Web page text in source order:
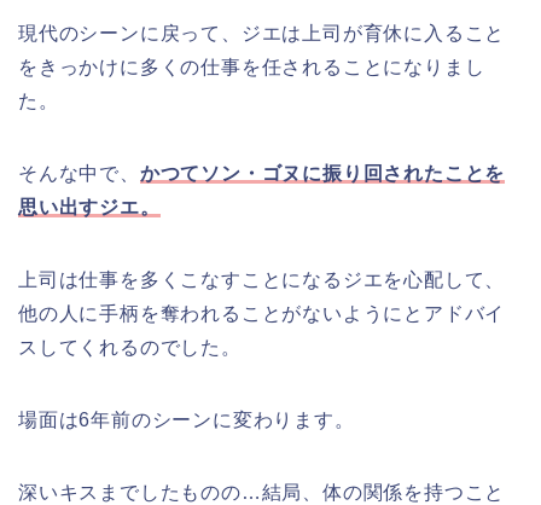
現代のシーンに戻って、ジエは上司が育休に入ること
をきっかけに多くの仕事を任されることになりまし
た。
そんな中で、 かつてソン・ゴヌに振り回されたことを
思い出すジエ。
上司は仕事を多くこなすことになるジエを心配して、
他の人に手柄を奪われることがないようにとアドバイ
スしてくれるのでした。
場面は6年前のシーンに変わります。
深いキスまでしたものの…結局、体の関係を持つこと